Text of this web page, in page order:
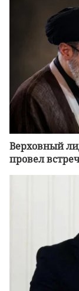
Верховный
провел